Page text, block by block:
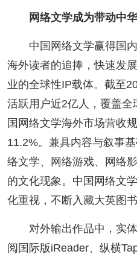
网络文学成为带动中
中国网络文学赢得国
海外读者的追捧，快速发
业的全球性IP载体。截至
活跃用户近2亿人，覆盖
国网络文学海外市场营收
11.2%。兼具内容与叙事
络文学、网络游戏、网络
的文化现象。中国网络文
化重视，不断入藏大英图书
对外输出作品中，实
阅国际版iReader、纵横